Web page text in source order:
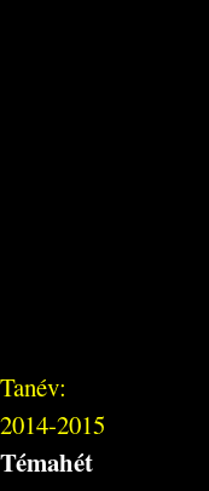
Tanév:
2014-2015
Témahét